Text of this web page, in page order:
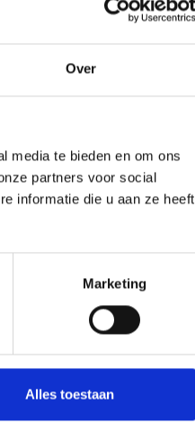
Over
media te bieden en om ons
partners voor social
informatie die u aan ze heeft
Marketing
Alles toestaan